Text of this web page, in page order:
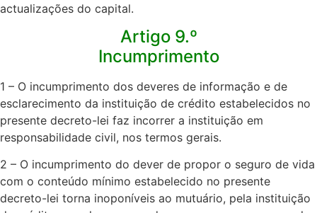
actualizações do capital.​
Artigo 9.º
Incumprimento
1 – O incumprimento dos deveres de informação e de
esclarecimento da instituição de crédito estabelecidos no
presente decreto-lei faz incorrer a instituição em
responsabilidade civil, nos termos gerais.​
2 – O incumprimento do dever de propor o seguro de vida
com o conteúdo mínimo estabelecido no presente
decreto-lei torna inoponíveis ao mutuário, pela instituição